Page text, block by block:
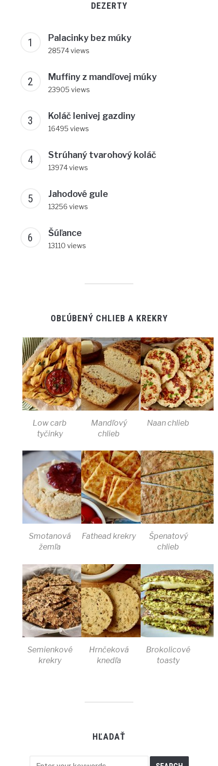
DEZERTY
Palacinky bez múky
28574 views
Muffiny z mandľovej múky
23905 views
Koláč lenivej gazdiny
16495 views
Strúhaný tvarohový koláč
13974 views
Jahodové gule
13256 views
Šúľance
13110 views
OBĽÚBENÝ CHLIEB A KREKRY
Low carb
tyčinky
Mandľový
chlieb
Naan chlieb
Smotanová
žemľa
Fathead krekry
Špenatový
chlieb
Semienkové
krekry
Hrnčeková
knedľa
Brokolicové
toasty
HĽADAŤ